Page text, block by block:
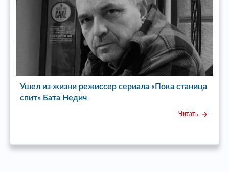
Ушел из жизни режиссер сериала «Пока станица
спит» Бата Недич
Читать